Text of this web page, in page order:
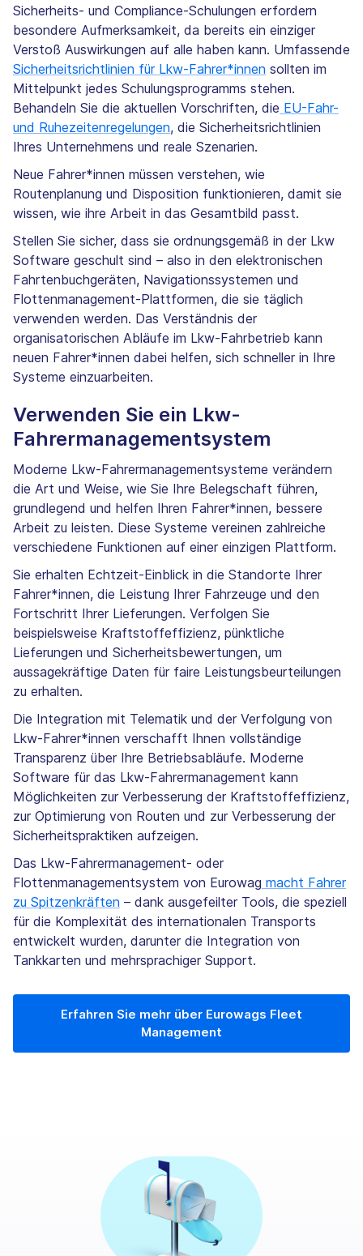
Sicherheits- und Compliance-Schulungen erfordern
besondere Aufmerksamkeit, da bereits ein einziger
Verstoß Auswirkungen auf alle haben kann. Umfassende
Sicherheitsrichtlinien für Lkw-Fahrer*innen sollten im
Mittelpunkt jedes Schulungsprogramms stehen.
Behandeln Sie die aktuellen Vorschriften, die EU-Fahr-
und Ruhezeitenregelungen, die Sicherheitsrichtlinien
Ihres Unternehmens und reale Szenarien.
Neue Fahrer*innen müssen verstehen, wie
Routenplanung und Disposition funktionieren, damit sie
wissen, wie ihre Arbeit in das Gesamtbild passt.
Stellen Sie sicher, dass sie ordnungsgemäß in der Lkw
Software geschult sind – also in den elektronischen
Fahrtenbuchgeräten, Navigationssystemen und
Flottenmanagement-Plattformen, die sie täglich
verwenden werden. Das Verständnis der
organisatorischen Abläufe im Lkw-Fahrbetrieb kann
neuen Fahrer*innen dabei helfen, sich schneller in Ihre
Systeme einzuarbeiten.
Verwenden Sie ein Lkw-
Fahrermanagementsystem
Moderne Lkw-Fahrermanagementsysteme verändern
die Art und Weise, wie Sie Ihre Belegschaft führen,
grundlegend und helfen Ihren Fahrer*innen, bessere
Arbeit zu leisten. Diese Systeme vereinen zahlreiche
verschiedene Funktionen auf einer einzigen Plattform.
Sie erhalten Echtzeit-Einblick in die Standorte Ihrer
Fahrer*innen, die Leistung Ihrer Fahrzeuge und den
Fortschritt Ihrer Lieferungen. Verfolgen Sie
beispielsweise Kraftstoffeffizienz, pünktliche
Lieferungen und Sicherheitsbewertungen, um
aussagekräftige Daten für faire Leistungsbeurteilungen
zu erhalten.
Die Integration mit Telematik und der Verfolgung von
Lkw-Fahrer*innen verschafft Ihnen vollständige
Transparenz über Ihre Betriebsabläufe. Moderne
Software für das Lkw-Fahrermanagement kann
Möglichkeiten zur Verbesserung der Kraftstoffeffizienz,
zur Optimierung von Routen und zur Verbesserung der
Sicherheitspraktiken aufzeigen.
Das Lkw-Fahrermanagement- oder
Flottenmanagementsystem von Eurowag macht Fahrer
zu Spitzenkräften – dank ausgefeilter Tools, die speziell
für die Komplexität des internationalen Transports
entwickelt wurden, darunter die Integration von
Tankkarten und mehrsprachiger Support.
Erfahren Sie mehr über Eurowags Fleet
Management